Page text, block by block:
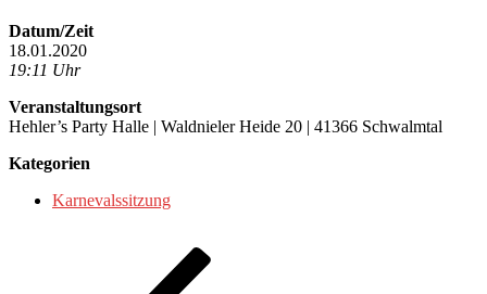
Datum/Zeit
18.01.2020
19:11 Uhr
Veranstaltungsort
Hehler’s Party Halle | Waldnieler Heide 20 | 41366 Schwalmtal
Kategorien
Karnevalssitzung
Beitragsnavigation